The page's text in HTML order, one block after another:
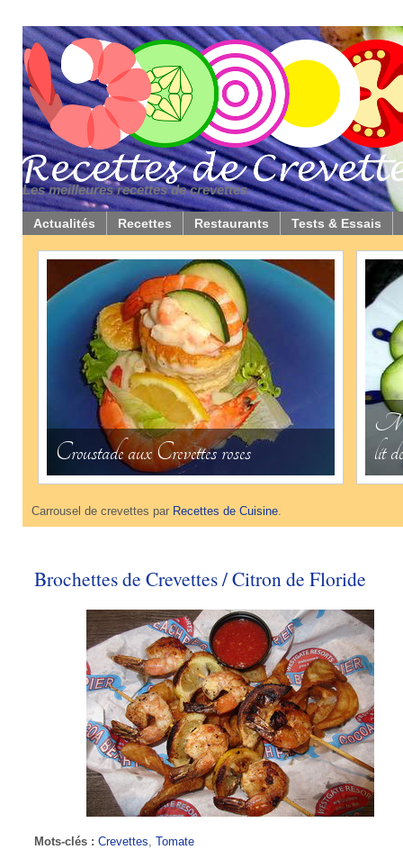
Les meilleures recettes de crevettes
Actualités Recettes Restaurants Tests & Essais
Croustade aux Crevettes roses
lit
Carrousel de crevettes par Recettes de Cuisine.
Brochettes de Crevettes / Citron de Floride
Mots-clés : Crevettes Tomate